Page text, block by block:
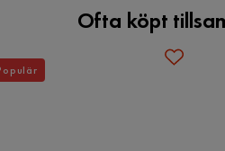
Ofta köpt